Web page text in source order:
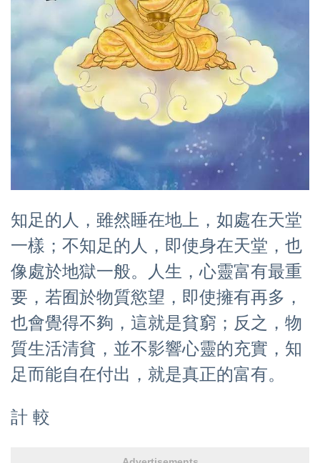
知足的人，雖然睡在地上，如處在天堂
一樣；不知足的人，即使身在天堂，也
像處於地獄一般。人生，心靈富有最重
要，若囿於物質慾望，即使擁有再多，
也會覺得不夠，這就是貧窮；反之，物
質生活清貧，並不影響心靈的充實，知
足而能自在付出，就是真正的富有。
計 較